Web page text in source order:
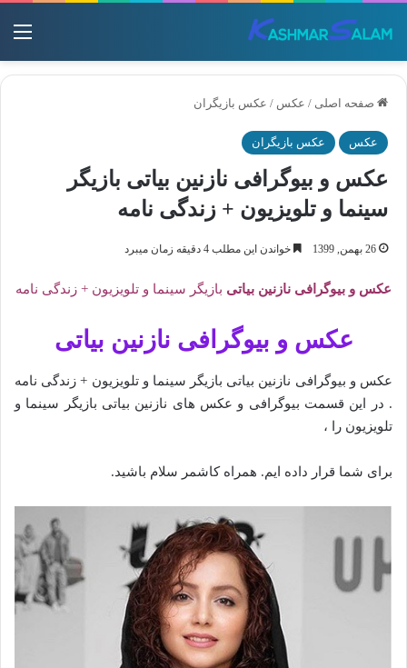
صفحه اصلی / عکس / عکس بازیگران
عکس عکس بازیگران
عکس و بیوگرافی نازنین بیاتی بازیگر
سینما و تلویزیون + زندگی نامه
26 بهمن, 1399 خواندن این مطلب 4 دقیقه زمان میبرد
عکس و بیوگرافی نازنین بیاتی بازیگر سینما و تلویزیون + زندگی نامه
عکس و بیوگرافی نازنین بیاتی
عکس و بیوگرافی نازنین بیاتی بازیگر سینما و تلویزیون + زندگی نامه
. در این قسمت بیوگرافی و عکس های نازنین بیاتی بازیگر سینما و
تلویزیون را ،
برای شما قرار داده ایم. همراه کاشمر سلام باشید.